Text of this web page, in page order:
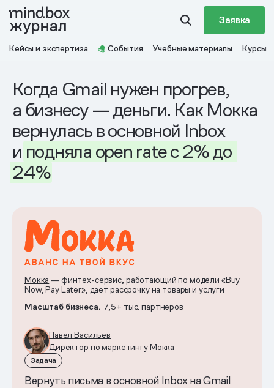
Заявка
Кейсы и экспертиза События Учебные материалы Курсы
Когда Gmail нужен прогрев,
а бизнесу — деньги. Как Мокка
вернулась в основной Inbox
и подняла open rateс 2%до
24%
Мокка — финтех-сервис, работающий по модели «Buy
Now, Pay Later», дает рассрочку на товары и услуги
Масштаб бизнеса. 7,5+ тыс. партнёров
Павел Васильев
Директор по маркетингу Мокка
Задача
Вернуть письма в основной Inbox на Gmail